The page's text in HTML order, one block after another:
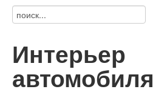
Интерьер
автомобиля